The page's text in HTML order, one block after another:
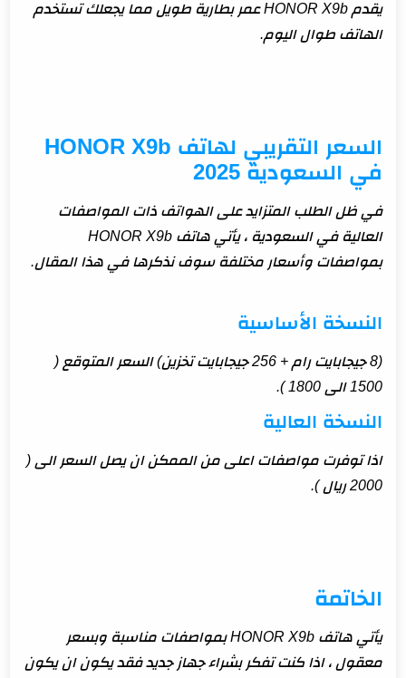
يقدم HONOR X9b عمر بطارية طويل مما يجعلك تستخدم
الهاتف طوال اليوم.
السعر التقريبي لهاتف HONOR X9b
في السعودية 2025
في ظل الطلب المتزايد على الهواتف ذات المواصفات
العالية في السعودية ، يأتي هاتف HONOR X9b
بمواصفات وأسعار مختلفة سوف نذكرها في هذا المقال.
النسخة الأساسية
(8 جيجابايت رام + 256 جيجابايت تخزين) السعر المتوقع (
1500 الى 1800 ).
النسخة العالية
اذا توفرت مواصفات اعلى من الممكن ان يصل السعر الى (
2000 ريال ).
الخاتمة
يأتي هاتف HONOR X9b بمواصفات مناسبة وبسعر
معقول ، اذا كنت تفكر بشراء جهاز جديد فقد يكون ان يكون